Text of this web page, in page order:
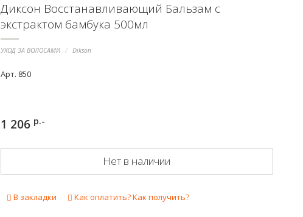
Диксон Восстанавливающий Бальзам с
экстрактом бамбука 500мл
УХОД ЗА ВОЛОСАМИ Dikson
Арт. 850
1 206 р.-
Нет в наличии
В закладки Как оплатить? Как получить?